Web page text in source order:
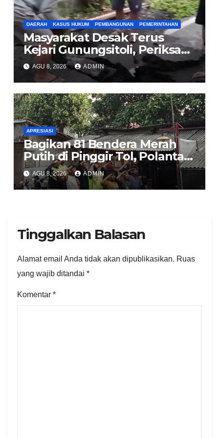
DAERAH KASUS HUKUM PEMBANGUNAN PEMERINTAHAN
Masyarakat Desak Terus
Kejari Gunungsitoli, Periksa
dan Usut Tuntas Dugaan
Korupsi Proyek Jalan
Sirombu-Afulu (MYC) Senilai
Rp321 Miliar
AGU 8, 2026 ADMIN
APRESIASI
Bagikan 81 Bendera Merah
Putih di Pinggir Tol, Polantas
Karib BSD Ajak Warga Miskin
Kibarkan Sang Saka
AGU 8, 2026 ADMIN
Tinggalkan Balasan
Alamat email Anda tidak akan dipublikasikan. Ruas
yang wajib ditandai *
Komentar *